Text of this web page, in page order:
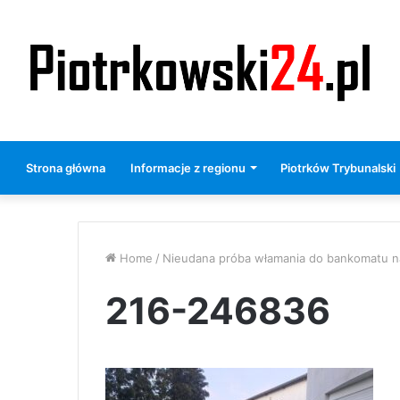
Strona główna Informacje z regionu Piotrków Trybunalski
Home / Nieudana próba włamania do bankomatu
216-246836